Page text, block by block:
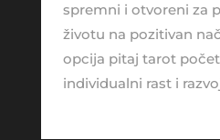
spremni i otvoreni za
životu na pozitivan
opcija pitaj tarot
individualni rast i